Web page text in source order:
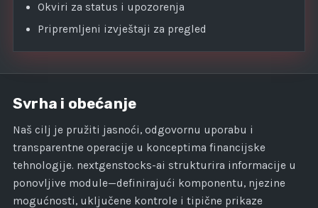
Okviri za status i upozorenja
Pripremljeni izvještaji za pregled
Svrha i obećanje
Naš cilj je pružiti jasnoći, odgovornu uporabu i
transparentne operacije u konceptima financijske
tehnologije. nextgenstocks-ai strukturira informacije u
ponovljive module—definirajući komponentu, njezine
mogućnosti, uključene kontrole i tipične prikaze